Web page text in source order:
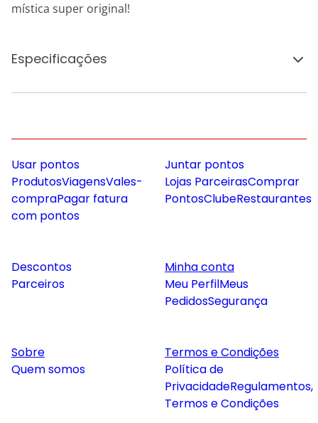
mística super original!
Especificações
Usar pontos
ProdutosViagensVales-
compraPagar fatura
com pontos
Juntar pontos
Lojas ParceirasComprar
PontosClubeRestaurantes
Descontos
Parceiros
Minha conta
Meu PerfilMeus
PedidosSegurança
Sobre
Quem somos
Termos e Condições
Política de
PrivacidadeRegulamentos,
Termos e Condições